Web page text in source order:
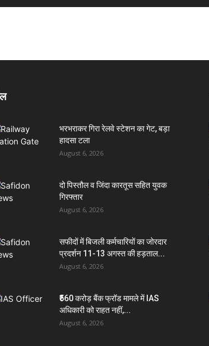
भरभराकर गिरा रेलवे स्टेशन का गेट, बड़ा
हादसा टला
August 6, 2026
दो पिस्तौल व जिंदा कारतूस सहित युवक
गिरफ्तार
August 6, 2026
सफीदों में बिजली कर्मचारियों का जोरदार
प्रदर्शन 11-13 अगस्त की हड़ताल...
August 6, 2026
₹560 करोड़ बैंक फ्रॉड मामले में IAS
अधिकारी को राहत नहीं,...
August 6, 2026